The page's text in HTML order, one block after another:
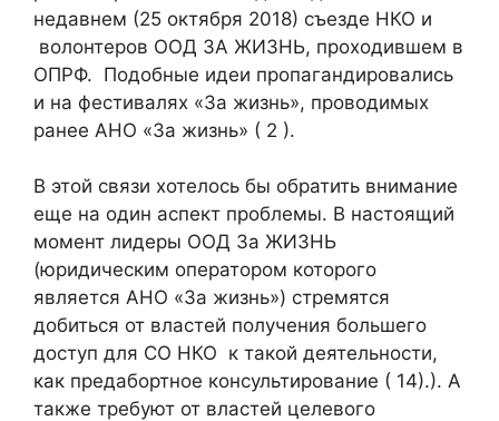
недавнем (25 октября 2018) съезде НКО и
волонтеров ООД ЗА ЖИЗНЬ, проходившем в
ОПРФ. Подобные идеи пропагандировались
и на фестивалях «За жизнь», проводимых
ранее АНО «За жизнь» ( 2 ).
В этой связи хотелось бы обратить внимание
еще на один аспект проблемы. В настоящий
момент лидеры ООД За ЖИЗНЬ
(юридическим оператором которого
является АНО «За жизнь») стремятся
добиться от властей получения большего
доступ для СО НКО к такой деятельности,
как предабортное консультирование ( 14).). А
также требуют от властей целевого